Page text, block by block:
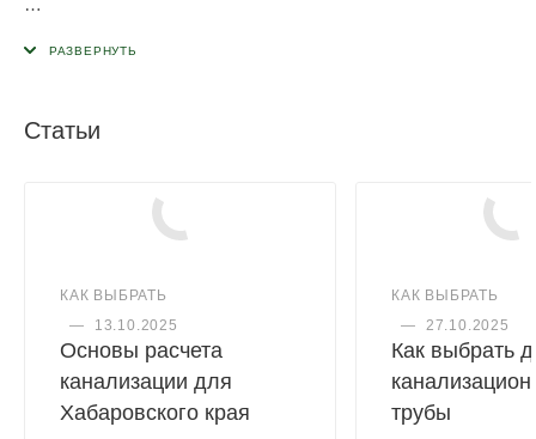
необходимости обогнуть угол или архитектурный выступ.
стоков - 80ºС (кратковременная - 95ºС).
Статьи
КАК ВЫБРАТЬ
—
13.10.2025
Основы расчета
канализации для
Хабаровского края
КАК ВЫБРАТЬ
—
27.10.2025
Как выбрать
трубы